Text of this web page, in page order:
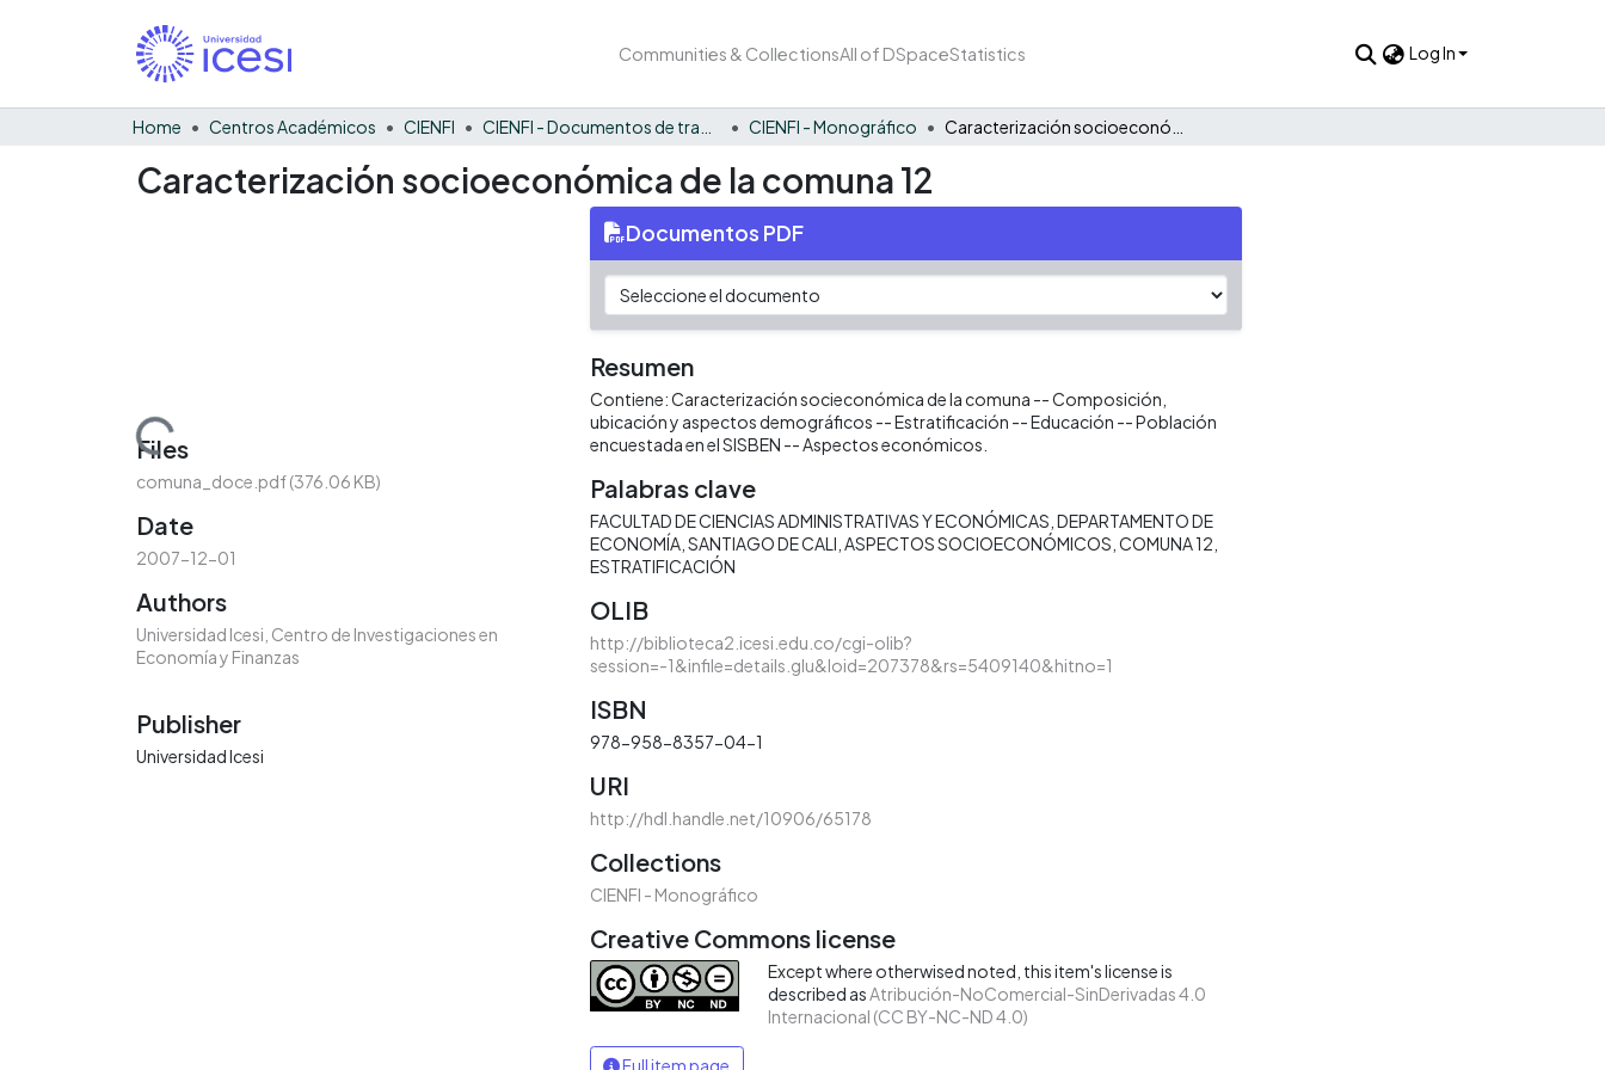
Communities & CollectionsAll of DSpaceStatistics Log In
Home Centros Académicos CIENFI CIENFI - Monográfico
Caracterización socioeconómica de la comuna 12
Loading...
Files
comuna_doce.pdf(376.06 KB)
Date
2007-12-01
Authors
Universidad Icesi, Centro de Investigaciones en
Economía y Finanzas
Publisher
Universidad Icesi
Documentos PDF
Resumen
Contiene: Caracterización socieconómica de la comuna -- Composición,
ubicación y aspectos demográficos -- Estratificación -- Educación -- Población
encuestada en el SISBEN -- Aspectos económicos.
Palabras clave
FACULTAD DE CIENCIAS ADMINISTRATIVAS Y ECONÓMICAS DEPARTAMENTO DE
ECONOMÍA SANTIAGO DE CALI ASPECTOS SOCIOECONÓMICOS COMUNA 12
ESTRATIFICACIÓN
OLIB
http://biblioteca2.icesi.edu.co/cgi-olib?
session=-1&infile=details.glu&loid=207378&rs=5409140&hitno=1
ISBN
978-958-8357-04-1
URI
http://hdl.handle.net/10906/65178
Collections
CIENFI - Monográfico
Creative Commons license
Except where otherwised noted, this item's license is
described as Atribución-NoComercial-SinDerivadas 4.0
Internacional (CC BY-NC-ND 4.0)
Full item page